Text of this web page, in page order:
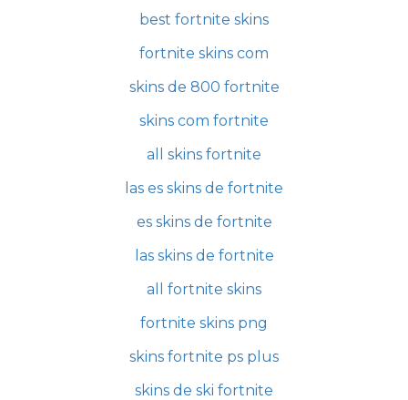
best fortnite skins
fortnite skins com
skins de 800 fortnite
skins com fortnite
all skins fortnite
las es skins de fortnite
es skins de fortnite
las skins de fortnite
all fortnite skins
fortnite skins png
skins fortnite ps plus
skins de ski fortnite